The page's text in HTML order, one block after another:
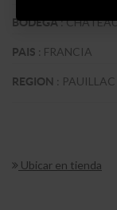
BODEGA:
PAIS : FRANCIA
REGION : PAUILLAC
Ubicar en tienda